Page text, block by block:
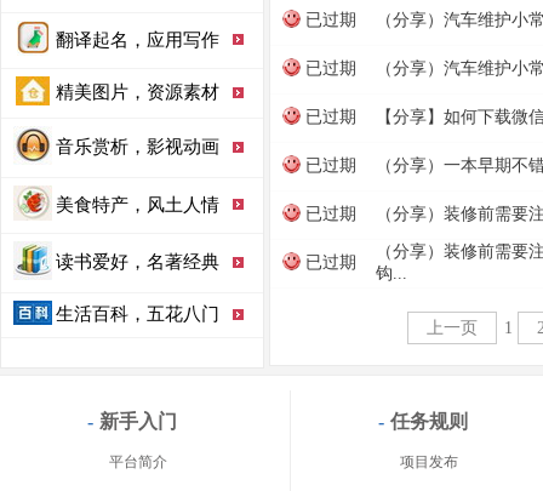
翻译起名，应用写作
精美图片，资源素材
音乐赏析，影视动画
美食特产，风土人情
读书爱好，名著经典
生活百科，五花八门
已过期 （分享）汽车维护小
已过期 （分享）汽车维护小
已过期 【分享】如何下载微
已过期 （分享）一本早期不
已过期 （分享）装修前需要
已过期
（分享）装修前需要
钩...
上一页 1
- 新手入门
平台简介
- 任务规则
项目发布